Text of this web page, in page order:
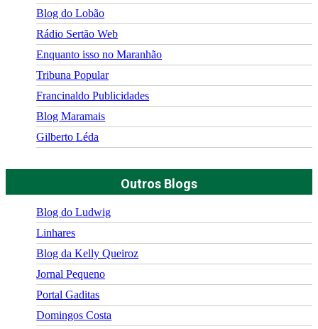
Blog do Lobão
Rádio Sertão Web
Enquanto isso no Maranhão
Tribuna Popular
Francinaldo Publicidades
Blog Maramais
Gilberto Léda
Outros Blogs
Blog do Ludwig
Linhares
Blog da Kelly Queiroz
Jornal Pequeno
Portal Gaditas
Domingos Costa